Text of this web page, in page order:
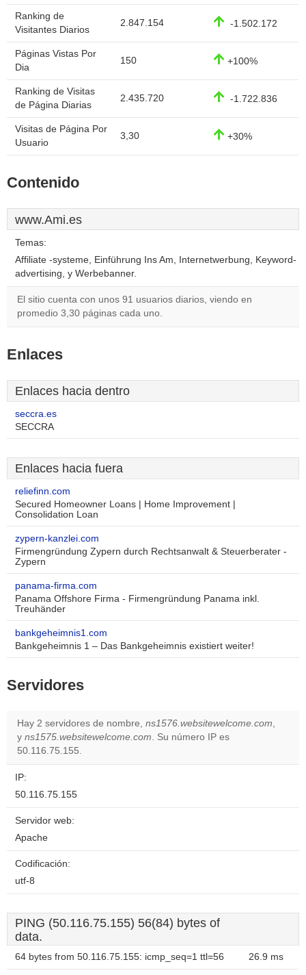
Ranking de
Visitantes Diarios
2.847.154 -1.502.172
Páginas Vistas Por
Dia
150 +100%
Ranking de Visitas
de Página Diarias
2.435.720 -1.722.836
Visitas de Página Por
Usuario
3,30 +30%
Contenido
www.Ami.es
Temas:
Affiliate -systeme, Einführung Ins Am, Internetwerbung, Keyword-
advertising, y Werbebanner.
El sitio cuenta con unos 91 usuarios diarios, viendo en
promedio 3,30 páginas cada uno.
Enlaces
Enlaces hacia dentro
seccra.es
SECCRA
Enlaces hacia fuera
reliefinn.com
Secured Homeowner Loans | Home Improvement |
Consolidation Loan
zypern-kanzlei.com
Firmengründung Zypern durch Rechtsanwalt & Steuerberater -
Zypern
panama-firma.com
Panama Offshore Firma - Firmengründung Panama inkl.
Treuhänder
bankgeheimnis1.com
Bankgeheimnis 1 – Das Bankgeheimnis existiert weiter!
Servidores
Hay 2 servidores de nombre, ns1576.websitewelcome.com,
y ns1575.websitewelcome.com. Su número IP es
50.116.75.155.
IP:
50.116.75.155
Servidor web:
Apache
Codificación:
utf-8
PING (50.116.75.155) 56(84) bytes of
data.
64 bytes from 50.116.75.155: icmp_seq=1 ttl=56 26.9 ms